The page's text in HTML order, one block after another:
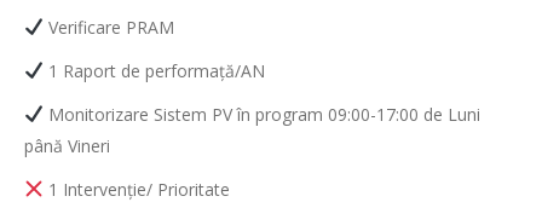
Verificare PRAM
1 Raport de performață/AN
Monitorizare Sistem PV în program 09:00-17:00 de Luni
până Vineri
1 Intervenție/ Prioritate